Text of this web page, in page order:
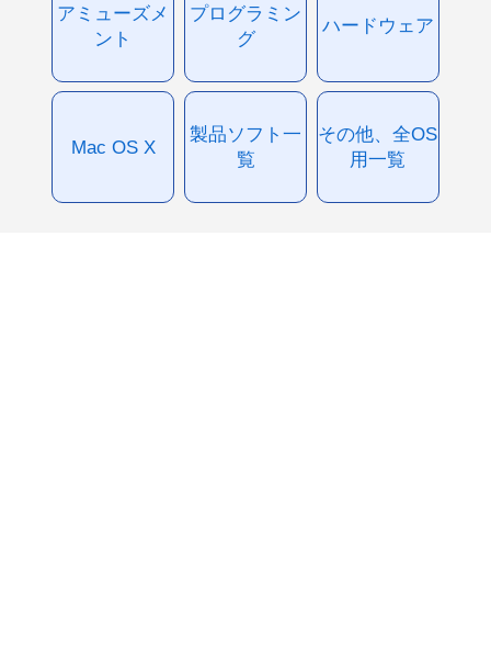
アミューズメ
ント
プログラミン
グ
ハードウェア
Mac OS X
製品ソフト一
覧
その他、全OS
用一覧